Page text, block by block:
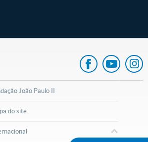
João Paulo II
do site